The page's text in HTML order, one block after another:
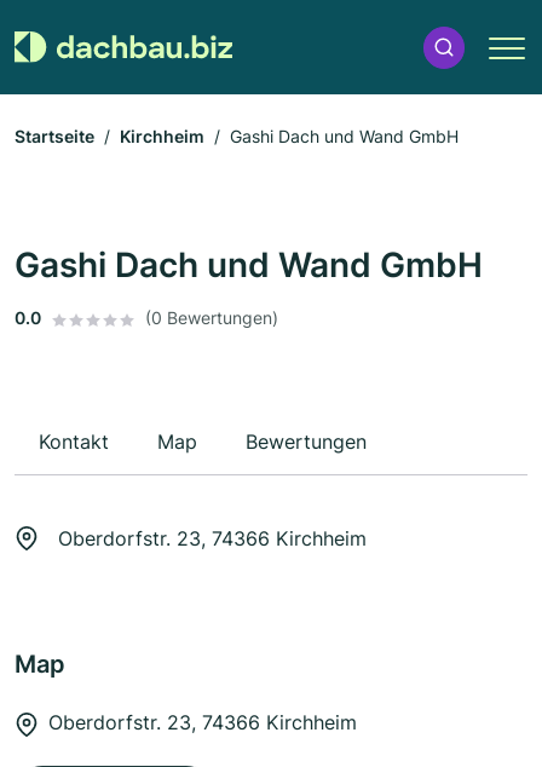
Startseite Kirchheim Gashi Dach und Wand GmbH
Gashi Dach und Wand GmbH
0.0 (0 Bewertungen)
Kontakt Map Bewertungen
Oberdorfstr. 23, 74366 Kirchheim
Map
Oberdorfstr. 23, 74366 Kirchheim